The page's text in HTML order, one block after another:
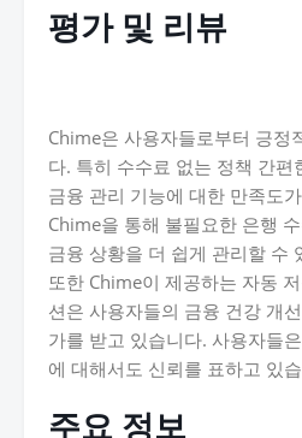
평가 및 리뷰
Chime은 사용자들로부터 긍정
다. 특히 수수료 없는 정책 간
금융 관리 기능에 대한 만족도
Chime을 통해 불필요한 은행
금융 상황을 더 쉽게 관리할 수
또한 Chime이 제공하는 자동
션은 사용자들의 금융 건강 개
가를 받고 있습니다. 사용자들
에 대해서도 신뢰를 표하고 있
주요 정보